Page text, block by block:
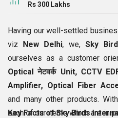
Rs 300 Lakhs
Having our well-settled
viz New Delhi, we, Sky
ourselves as a customer
Optical नेटवर्क Unit, CCTV
Amplifier, Optical Fiber
and many other products.
each of our items which are in
Key Facts of Sky Birds